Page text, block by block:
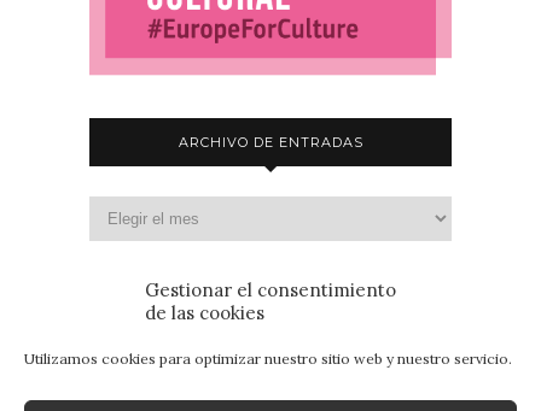
Gestionar el consentimiento
de las cookies
Utilizamos cookies para optimizar nuestro sitio web y nuestro servicio.
ARCHIVO DE ENTRADAS